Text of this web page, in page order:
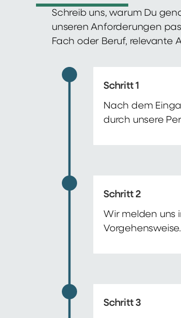
Schreib uns, warum Du
unseren Anforderungen
Fach oder Beruf, relevante
Schritt 1
Nach dem
durch unsere
Schritt 2
Wir melden uns
Schritt 3